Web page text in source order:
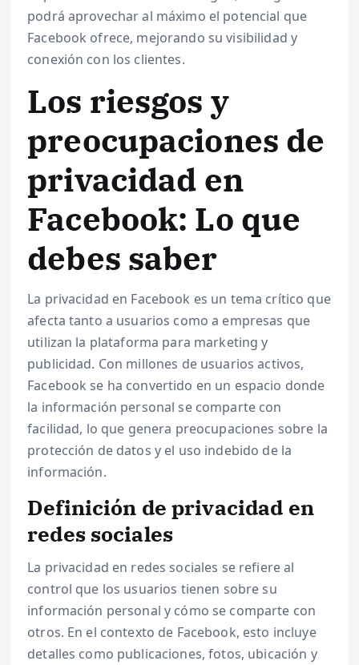
podrá aprovechar al máximo el potencial que
Facebook ofrece, mejorando su visibilidad y
conexión con los clientes.
Los riesgos y
preocupaciones de
privacidad en
Facebook: Lo que
debes saber
La privacidad en Facebook es un tema crítico que
afecta tanto a usuarios como a empresas que
utilizan la plataforma para marketing y
publicidad. Con millones de usuarios activos,
Facebook se ha convertido en un espacio donde
la información personal se comparte con
facilidad, lo que genera preocupaciones sobre la
protección de datos y el uso indebido de la
información.
Definición de privacidad en
redes sociales
La privacidad en redes sociales se refiere al
control que los usuarios tienen sobre su
información personal y cómo se comparte con
otros. En el contexto de Facebook, esto incluye
detalles como publicaciones, fotos, ubicación y